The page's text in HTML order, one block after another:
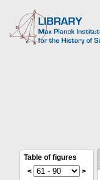
Table of figures
<
>